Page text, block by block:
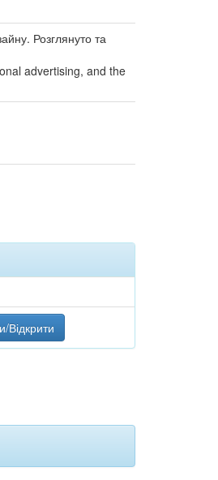
Розглянуто та
advertising, and the
Відкрити